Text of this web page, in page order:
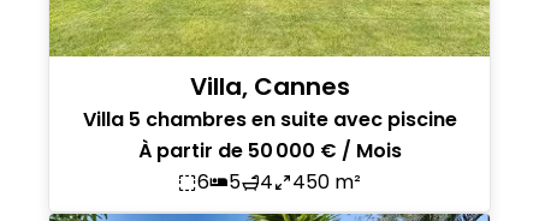
Villa, Cannes
Villa 5 chambres en suite avec piscine
À partir de 50 000 € / Mois
6
5 4 450 m²